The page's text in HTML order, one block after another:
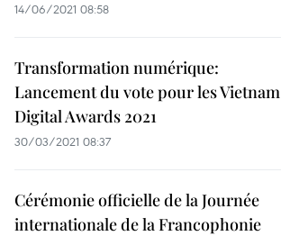
14/06/2021 08:58
Transformation numérique:
Lancement du vote pour les Vietnam
Digital Awards 2021
30/03/2021 08:37
Cérémonie officielle de la Journée
internationale de la Francophonie